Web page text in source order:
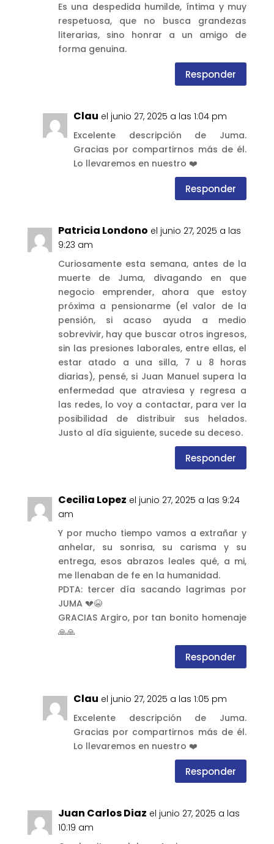
Es una despedida humilde, íntima y muy
respetuosa, que no busca grandezas
literarias, sino honrar a un amigo de
forma genuina.
Responder
Clau el junio 27, 2025 a las 1:04 pm
Excelente descripción de Juma.
Gracias por compartirnos más de él.
Lo llevaremos en nuestro ❤️
Responder
Patricia Londono el junio 27, 2025 a las
9:23 am
Curiosamente esta semana, antes de la
muerte de Juma, divagando en que
negocio emprender, ahora que estoy
próxima a pensionarme (el valor de la
pensión, si acaso ayuda a medio
sobrevivir, hay que buscar otros ingresos,
sin las presiones laborales, entre ellas, el
estar atado a una silla, 7 u 8 horas
diarias), pensé, si Juan Manuel supera la
enfermedad que atraviesa y regresa a
las redes, lo voy a contactar, para ver la
posibilidad de distribuir sus helados.
Justo al día siguiente, sucede su deceso.
Responder
Cecilia Lopez el junio 27, 2025 a las 9:24
am
Y por mucho tiempo vamos a extrañar y
anhelar, su sonrisa, su carisma y su
entrega, esos abrazos leales qué, a mi,
me llenaban de fe en la humanidad.
PDTA: tercer día sacando lagrimas por
JUMA 💔😭
GRACIAS Argiro, por tan bonito homenaje
🙏🙏
Responder
Clau el junio 27, 2025 a las 1:05 pm
Excelente descripción de Juma.
Gracias por compartirnos más de él.
Lo llevaremos en nuestro ❤️
Responder
Juan Carlos Diaz el junio 27, 2025 a las
10:19 am